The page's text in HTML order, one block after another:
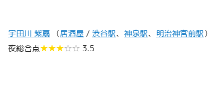
宇田川 紫扇 （居酒屋 / 渋谷駅、 神泉駅、 明治神宮前駅）
夜総合点★★★☆☆ 3.5